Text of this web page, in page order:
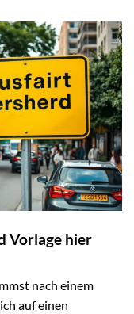
Vorlage hier
nach einem
auf einen